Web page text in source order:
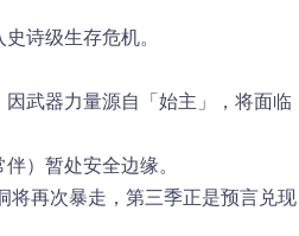
史诗级生存危机。
武器力量源自「始主」，将面临
）暂处安全边缘。
将再次暴走 ，第三季正是预言兑现